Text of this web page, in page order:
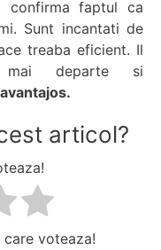
faptul ca
Sunt incantati de
treaba eficient. Il
mai departe si
articol?
voteaza!